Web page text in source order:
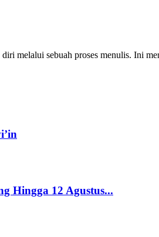
melalui sebuah proses menulis. Ini
Hingga 12 Agustus...